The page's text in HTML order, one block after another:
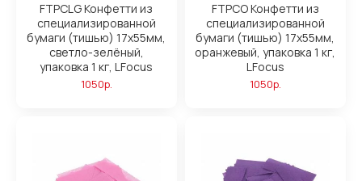
FTPCLG Конфетти из
специализированной
бумаги (тишью) 17х55мм,
светло-зелёный,
упаковка 1 кг, LFocus
1050р.
FTPCO Конфетти из
специализированной
бумаги (тишью) 17х55мм,
оранжевый, упаковка 1 кг,
LFocus
1050р.